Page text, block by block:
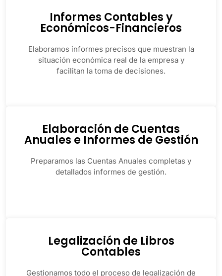
Informes Contables y
Económicos-Financieros
Elaboramos informes precisos que muestran la
situación económica real de la empresa y
facilitan la toma de decisiones.
Elaboración de Cuentas
Anuales e Informes de Gestión
Preparamos las Cuentas Anuales completas y
detallados informes de gestión.
Legalización de Libros
Contables
Gestionamos todo el proceso de legalización de